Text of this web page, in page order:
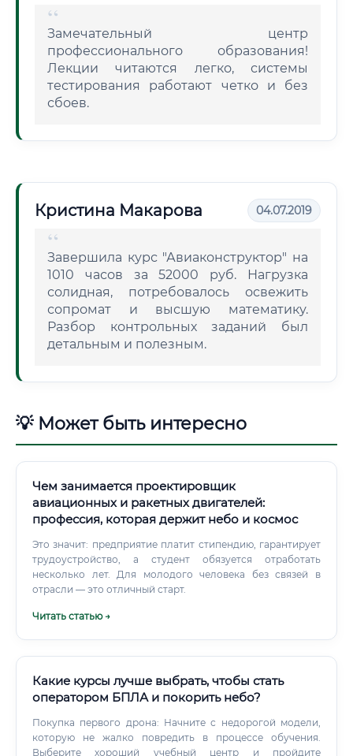
Замечательный центр
профессионального образования!
Лекции читаются легко, системы
тестирования работают четко и без
сбоев.
Кристина Макарова 04.07.2019
Завершила курс "Авиаконструктор" на
1010 часов за 52000 руб. Нагрузка
солидная, потребовалось освежить
сопромат и высшую математику.
Разбор контрольных заданий был
детальным и полезным.
💡 Может быть интересно
Чем занимается проектировщик
авиационных и ракетных двигателей:
профессия, которая держит небо и космос
Это значит: предприятие платит стипендию, гарантирует
трудоустройство, а студент обязуется отработать
несколько лет. Для молодого человека без связей в
отрасли — это отличный старт.
Читать статью →
Какие курсы лучше выбрать, чтобы стать
оператором БПЛА и покорить небо?
Покупка первого дрона: Начните с недорогой модели,
которую не жалко повредить в процессе обучения.
Выберите хороший учебный центр и пройдите